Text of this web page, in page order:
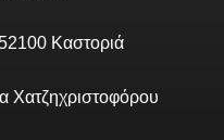
Καστοριά
Χατζηχριστοφόρου